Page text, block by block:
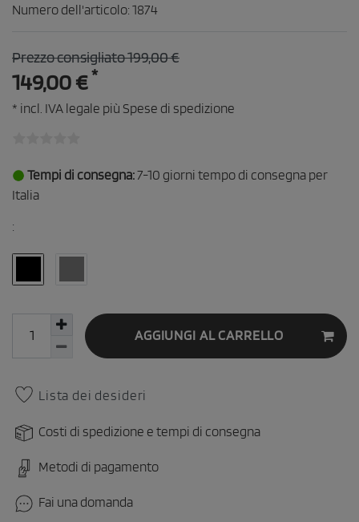
Numero dell'articolo: 1874
Prezzo consigliato 199,00 €
149,00 €*
* incl. IVA legale più Spese di spedizione
Tempi di consegna:7-10 giorni tempo di consegna per
Italia
:
AGGIUNGI AL CARRELLO
Lista dei desideri
Costi di spedizione e tempi di consegna
Metodi di pagamento
Fai una domanda